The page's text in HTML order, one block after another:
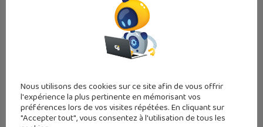
Nous utilisons des cookies sur ce site afin de vous offrir
l'expérience la plus pertinente en mémorisant vos
préférences lors de vos visites répétées. En cliquant sur
"Accepter tout", vous consentez à l'utilisation de tous les